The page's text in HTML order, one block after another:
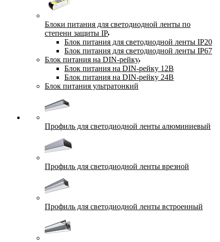
Блоки питания для светодиодной ленты по
степени защиты IP
Блок питания для светодиодной ленты IP20
Блок питания для светодиодной ленты IP67
Блок питания на DIN-рейку
Блок питания на DIN-рейку 12В
Блок питания на DIN-рейку 24В
Блок питания ультратонкий
Профиль для светодиодной ленты алюминиевый
Профиль для светодиодной ленты врезной
Профиль для светодиодной ленты встроенный